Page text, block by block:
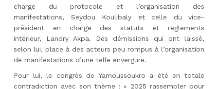
charge du protocole et l’organisation des
manifestations, Seydou Koulibaly et celle du vice-
président en charge des statuts et règlements
intérieur, Landry Akpa. Des démissions qui ont laissé,
selon lui, place à des acteurs peu rompus à l’organisation
de manifestations d’une telle envergure.
Pour lui, le congrès de Yamoussoukro a été en totale
contradiction avec son thème : « 2025 rassembler pour